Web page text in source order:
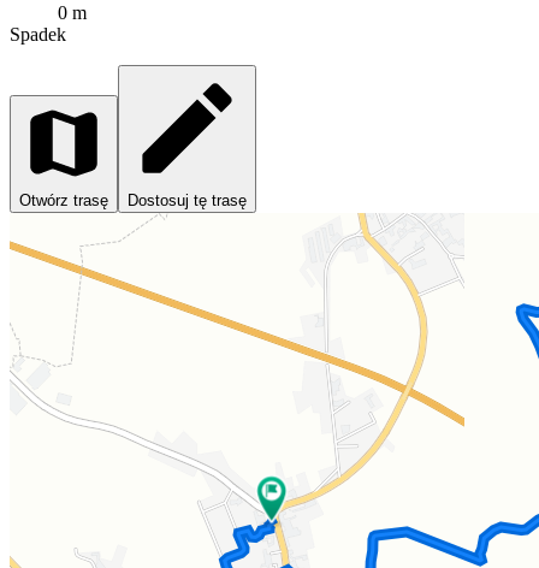
0 m
Spadek
Otwórz trasę Dostosuj tę trasę